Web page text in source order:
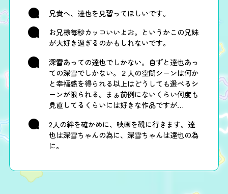
兄貴へ、達也を見習ってほしいです。
お兄様毎秒カッコいいよお。というかこの兄妹
が大好き過ぎるのかもしれないです。
深雪あっての達也でしかない。自ずと達也あっ
ての深雪でしかない。２人の空間シーンは何か
と幸福感を得られる以上はどうしても選べるシ
ーンが限られる。まぁ前例にないくらい何度も
見直してるくらいには好きな作品ですが…
2人の絆を確かめに、映画を観に行きます。達
也は深雪ちゃんの為に、深雪ちゃんは達也の為
に。